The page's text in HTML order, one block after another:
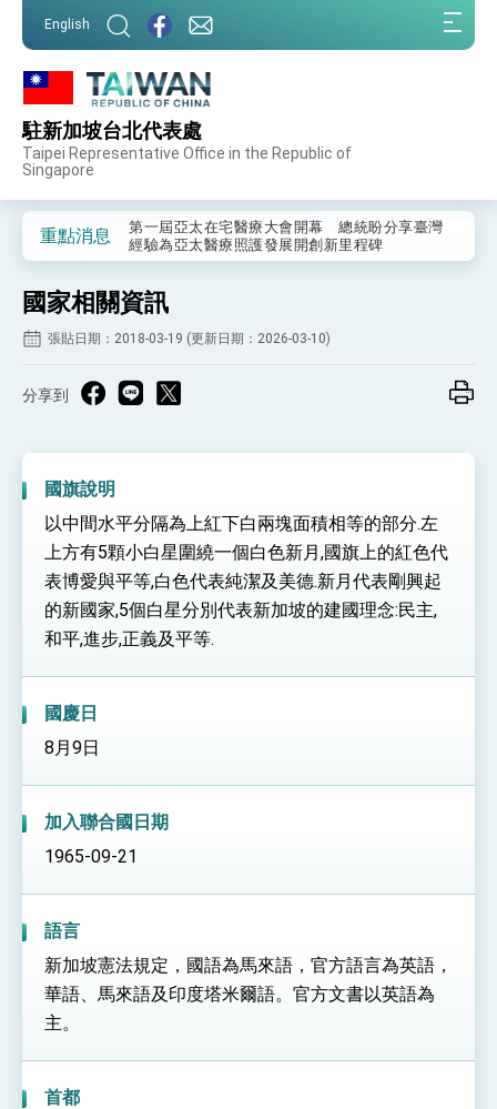
English
駐新加坡台北代表處
Taipei Representative Office in the Republic of
Singapore
重點消息
外交部重要言論
事處」，進一步深化台美交流合作
第一屆亞太在宅醫療大會開幕 總統盼分享臺灣
經驗為亞太醫療照護發展開創新里程碑
及「台灣智慧醫療與健康產業展」預告短片，向
世界展現台灣守護全球健康的創新能量
總統出訪史瓦帝尼返國談話 強調臺灣人有權利
走向世界 盼與理念相近國家共同維護國際秩序
訪問
總統與五院院長新春茶敘 盼化分歧為團結、為
總統農曆春節談話
性突破 總統強調將以3大面向加速臺灣經濟轉型
升級 籲請立院全力支持並盡速通過
臺美簽署「對等貿易協定」確立對等關稅15%且不
疊加 我輸美2072項產品豁免對等關稅
總統接受「法新社」（AFP）專訪內容
世界 需要台灣，團結合作方能守護繁榮
要合作夥伴
外交部長林佳龍午宴歡迎美國聯邦參議員蓋耶哥
訪問團
外交部長林佳龍接見美國智庫「德國馬歇爾基金
成「臺美對等貿易協定」簽署
卓揆：臺美關稅談判階段性結果有助臺灣取得有
利戰略地位 全力支持「臺美對等貿易協定」簽署
國家相關資訊
張貼日期：2018-03-19 (更新日期：2026-03-10)
分享到
國旗說明
以中間水平分隔為上紅下白兩塊面積相等的部分.左
上方有5顆小白星圍繞一個白色新月,國旗上的紅色代
表博愛與平等,白色代表純潔及美德.新月代表剛興起
的新國家,5個白星分別代表新加坡的建國理念:民主,
和平,進步,正義及平等.
國慶日
8月9日
加入聯合國日期
1965-09-21
語言
新加坡憲法規定，國語為馬來語，官方語言為英語，
華語、馬來語及印度塔米爾語。官方文書以英語為
主。
首都